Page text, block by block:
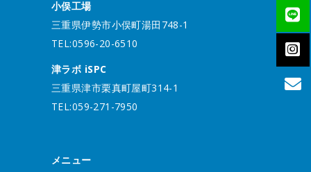
小俣工場
三重県伊勢市小俣町湯田748-1
TEL:0596-20-6510
津ラボ iSPC
三重県津市栗真町屋町314-1
TEL:059-271-7950
メニュー